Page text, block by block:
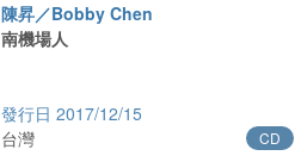
陳昇／Bobby Chen
南機場人
2017/12/15
CD
台灣